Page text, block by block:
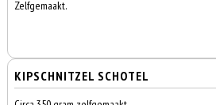
Zelfgemaakt.
KIPSCHNITZEL SCHOTEL